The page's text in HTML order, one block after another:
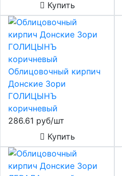
Купить
Облицовочный кирпич
Донские Зори
ГОЛИЦЫНЪ
коричневый
286.61 руб/шт
Купить